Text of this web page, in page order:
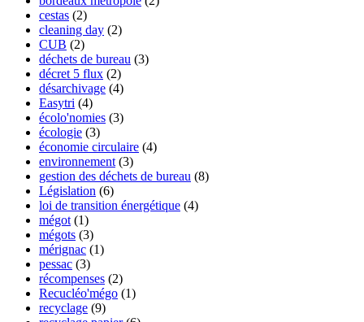
cestas (2)
cleaning day (2)
CUB (2)
déchets de bureau (3)
décret 5 flux (2)
désarchivage (4)
Easytri (4)
écolo'nomies (3)
écologie (3)
économie circulaire (4)
environnement (3)
gestion des déchets de bureau (8)
Législation (6)
loi de transition énergétique (4)
mégot (1)
mégots (3)
mérignac (1)
pessac (3)
récompenses (2)
Recucléo'mégo (1)
recyclage (9)